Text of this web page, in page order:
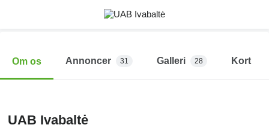
Om os Annoncer 31 Galleri 28 Kort
UAB Ivabaltė